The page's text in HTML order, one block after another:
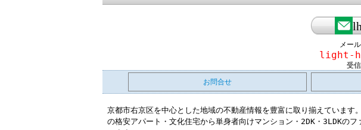
メー
light-
受
お問合せ
京都市右京区を中心とした地域の不動産情報を豊富に取り揃えていま
の格安アパート・文化住宅から単身者向けマンション・2DK・3LDKの